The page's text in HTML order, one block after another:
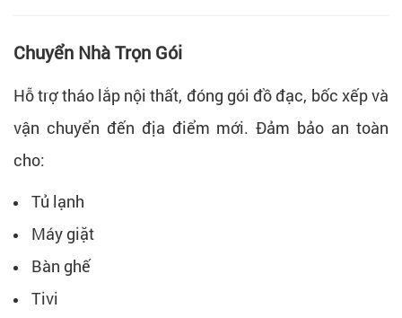
Chuyển Nhà Trọn Gói
Hỗ trợ tháo lắp nội thất, đóng gói đồ đạc, bốc xếp và
vận chuyển đến địa điểm mới. Đảm bảo an toàn
cho:
Tủ lạnh
Máy giặt
Bàn ghế
Tivi